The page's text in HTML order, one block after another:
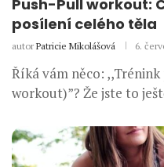
Push-Pull workout:
posílení celého těla
autor Patricie Mikolášová 6.
Říká vám něco:
workout)”? Že jste to